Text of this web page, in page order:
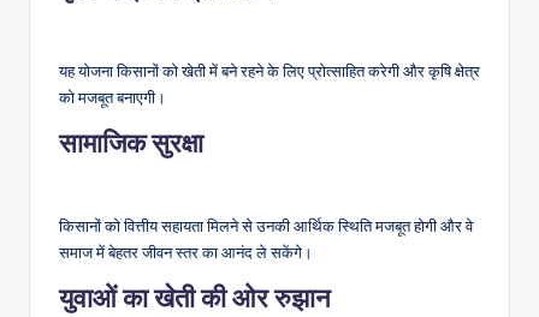
यह योजना किसानों को खेती में बने रहने के लिए प्रोत्साहित करेगी और कृषि क्षेत्र
को मजबूत बनाएगी।
सामाजिक सुरक्षा
किसानों को वित्तीय सहायता मिलने से उनकी आर्थिक स्थिति मजबूत होगी और वे
समाज में बेहतर जीवन स्तर का आनंद ले सकेंगे।
युवाओं का खेती की ओर रुझान